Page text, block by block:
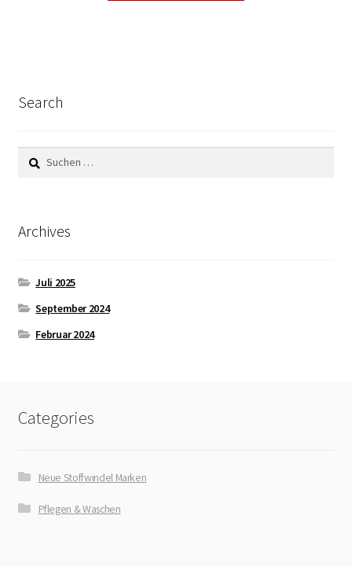
auf
Search
Suchen
nach:
Archives
Juli 2025
September 2024
Februar 2024
Categories
Neue Stoffwindel Marken
Pflegen & Waschen